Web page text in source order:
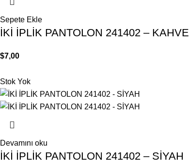
Sepete Ekle
İKİ İPLİK PANTOLON 241402 – KAHVE
$7,00
Stok Yok
Devamını oku
İKİ İPLİK PANTOLON 241402 – SİYAH